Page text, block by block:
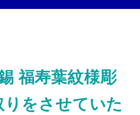
福寿葉紋様彫
をさせていた